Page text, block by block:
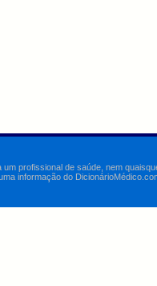
profissional de saúde, nem
informação do